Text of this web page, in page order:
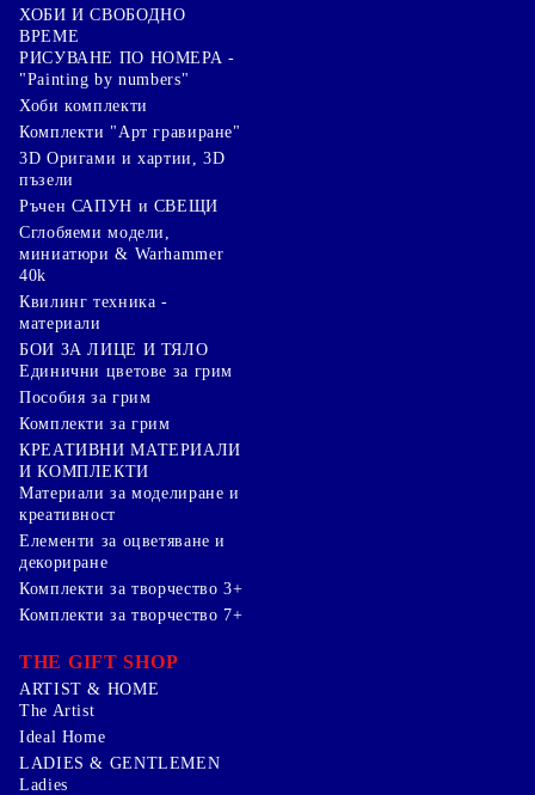
ХОБИ И СВОБОДНО
ВРЕМЕ
РИСУВАНЕ ПО НОМЕРА -
"Painting by numbers"
Хоби комплекти
Комплекти "Арт гравиране"
3D Оригами и хартии, 3D
пъзели
Ръчен САПУН и СВЕЩИ
Сглобяеми модели,
миниатюри & Warhammer
40k
Квилинг техника -
материали
БОИ ЗА ЛИЦЕ И ТЯЛО
Единични цветове за грим
Пособия за грим
Комплекти за грим
КРЕАТИВНИ МАТЕРИАЛИ
И КОМПЛЕКТИ
Mатериали за моделиране и
креативност
Елементи за оцветяване и
декориране
Комплекти за творчество 3+
Комплекти за творчество 7+
THE GIFT SHOP
ARTIST & HOME
The Artist
Ideal Home
LADIES & GENTLEMEN
Ladies